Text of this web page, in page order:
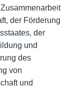
der Förderung
der
und
des
von
und